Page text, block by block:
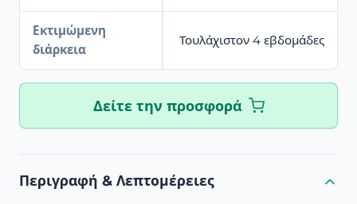
Εκτιμώμενη
διάρκεια
Τουλάχιστον 4 εβδομάδες
Δείτε την προσφορά
Περιγραφή & Λεπτομέρειες